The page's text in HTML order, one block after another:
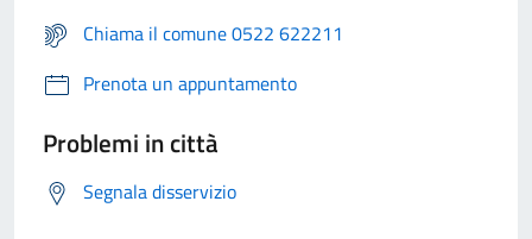
Chiama il comune 0522 622211
Prenota un appuntamento
Problemi in città
Segnala disservizio